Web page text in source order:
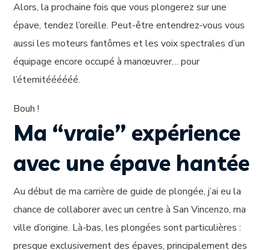
Alors, la prochaine fois que vous plongerez sur une
épave, tendez l’oreille. Peut-être entendrez-vous vous
aussi les moteurs fantômes et les voix spectrales d’un
équipage encore occupé à manœuvrer… pour
l’éternitéééééé.
Bouh !
Ma “vraie” expérience
avec une épave hantée
Au début de ma carrière de guide de plongée, j’ai eu la
chance de collaborer avec un centre à San Vincenzo, ma
ville d’origine. Là-bas, les plongées sont particulières :
presque exclusivement des épaves, principalement des